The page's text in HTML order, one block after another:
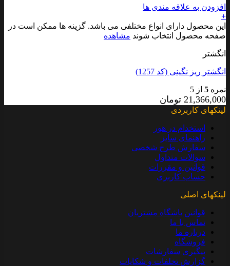
افزودن به علاقه مندی ها
+
این محصول دارای انواع مختلفی می باشد. گزینه ها ممکن است در
صفحه محصول انتخاب شوند مشاهده
انگشتر
انگشتر ریز نگینی (کد 1257)
نمره 5 از 5
21,366,000 تومان
لینکهای کاربردی
استخدام در هور
راهنمای سایز
سفارش طرح شخصی
سوالات متداول
قوانین و مقررات
حساب کاربری
لینکهای اصلی
قوانین باشگاه مشتریان
تماس با ما
درباره ما
فروشگاه
پیگیری سفارشات
گزارش تخلفات و شکایات